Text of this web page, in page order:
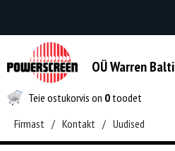
OÜ Warren Balti
Teie ostukorvis on 0 toodet
Firmast / Kontakt / Uudised